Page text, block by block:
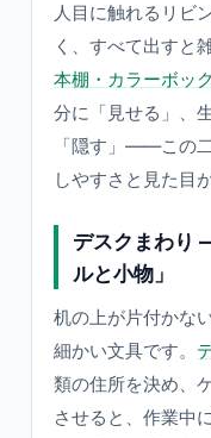
人目に触れるリビ
く、すべて出すと
本棚・カラーボッ
分に「見せる」、
「隠す」——この
しやすさと見た目
デスクまわり
ルと小物」
机の上が片付かな
細かい文具です。
類の住所を決め、
させると、作業中